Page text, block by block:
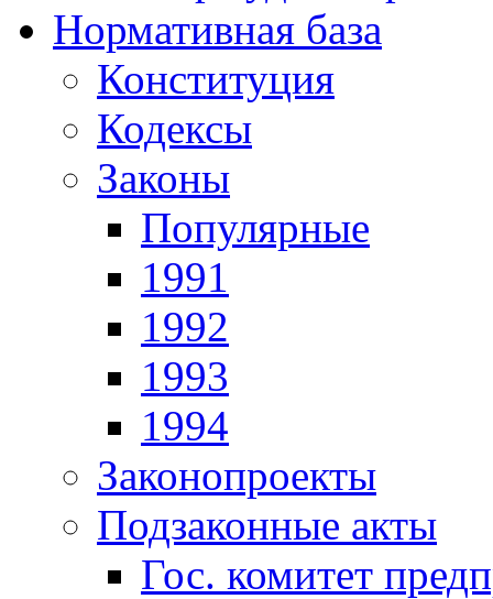
Нормативная база
Конституция
Кодексы
Законы
Популярные
1991
1992
1993
1994
Законопроекты
Подзаконные акты
Гос. комитет